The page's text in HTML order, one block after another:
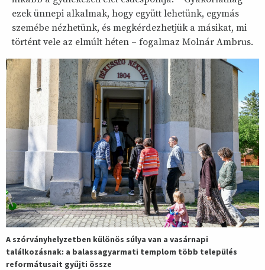
ezek ünnepi alkalmak, hogy együtt lehetünk, egymás
szemébe nézhetünk, és megkérdezhetjük a másikat, mi
történt vele az elmúlt héten – fogalmaz Molnár Ambrus.
A szórványhelyzetben különös súlya van a vasárnapi
találkozásnak: a balassagyarmati templom több település
reformátusait gyűjti össze